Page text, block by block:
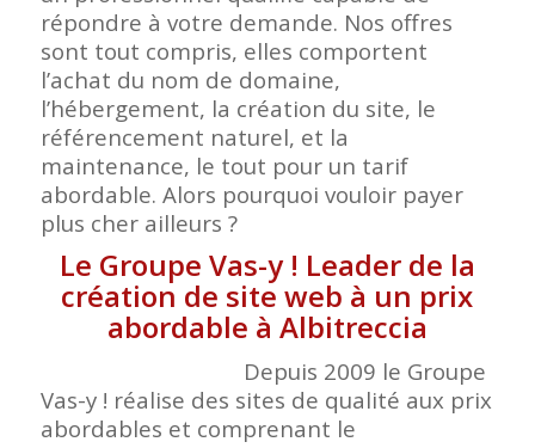
répondre à votre demande. Nos offres
sont tout compris, elles comportent
l’achat du nom de domaine,
l’hébergement, la création du site, le
référencement naturel, et la
maintenance, le tout pour un tarif
abordable. Alors pourquoi vouloir payer
plus cher ailleurs ?
Le Groupe Vas-y ! Leader de la
création de site web à un prix
abordable à Albitreccia
Depuis 2009 le Groupe
Vas-y ! réalise des sites de qualité aux prix
abordables et comprenant le